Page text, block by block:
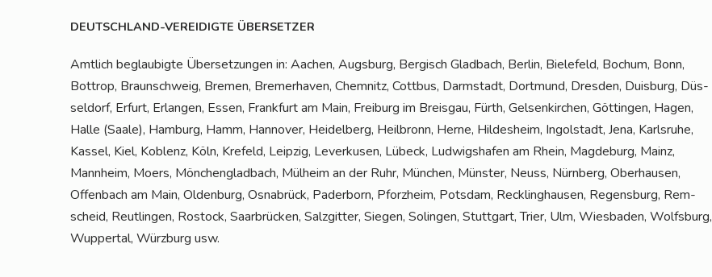
DEUTSCHLAND-VEREIDIGTE ÜBERSETZER
Amt­lich beglau­big­te Über­set­zun­gen in: Aachen, Augs­burg, Ber­gisch Glad­bach, Ber­lin, Bie­le­feld, Bochum, Bonn,
Bot­trop, Braun­schweig, Bre­men, Bre­mer­ha­ven, Chem­nitz, Cott­bus, Darm­stadt, Dort­mund, Dres­den, Duis­burg, Düs­
sel­dorf, Erfurt, Erlan­gen, Essen, Frank­furt am Main, Frei­burg im Breis­gau, Fürth, Gel­sen­kir­chen, Göt­tin­gen, Hagen,
Hal­le (Saa­le), Ham­burg, Hamm, Han­no­ver, Hei­del­berg, Heil­bronn, Her­ne, Hil­des­heim, Ingol­stadt, Jena, Karls­ru­he,
Kas­sel, Kiel, Koblenz, Köln, Kre­feld, Leip­zig, Lever­ku­sen, Lübeck, Lud­wigs­ha­fen am Rhein, Mag­de­burg, Mainz,
Mann­heim, Moers, Mön­chen­glad­bach, Mül­heim an der Ruhr, Mün­chen, Müns­ter, Neuss, Nürn­berg, Ober­hau­sen,
Offen­bach am Main, Olden­burg, Osna­brück, Pader­born, Pforz­heim, Pots­dam, Reck­ling­hau­sen, Regens­burg, Rem­
scheid, Reut­lin­gen, Ros­tock, Saar­brü­cken, Salz­git­ter, Sie­gen, Solin­gen, Stutt­gart, Trier, Ulm, Wies­ba­den, Wolfs­burg,
Wup­per­tal, Würz­burg usw.